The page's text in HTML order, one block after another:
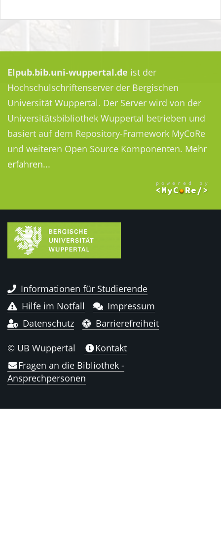
Elpub.bib.uni-wuppertal.de ist der
Hochschulschriftenserver der Bergischen
Universität Wuppertal. Der Server wird von der
Universitätsbibliothek Wuppertal betrieben und
basiert auf dem Repository-Framework MyCoRe
und weiteren Open Source Komponenten. Mehr
erfahren...
Informationen für Studierende
Hilfe im Notfall
Impressum
Datenschutz
Barrierefreiheit
© UB Wuppertal
Kontakt
Fragen an die Bibliothek -
Ansprechpersonen